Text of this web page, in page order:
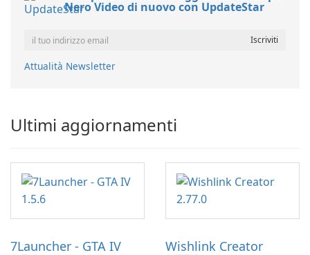
Nero Video di nuovo con UpdateStar
Attualità Newsletter
Ultimi aggiornamenti
7Launcher - GTA IV Wishlink Creator